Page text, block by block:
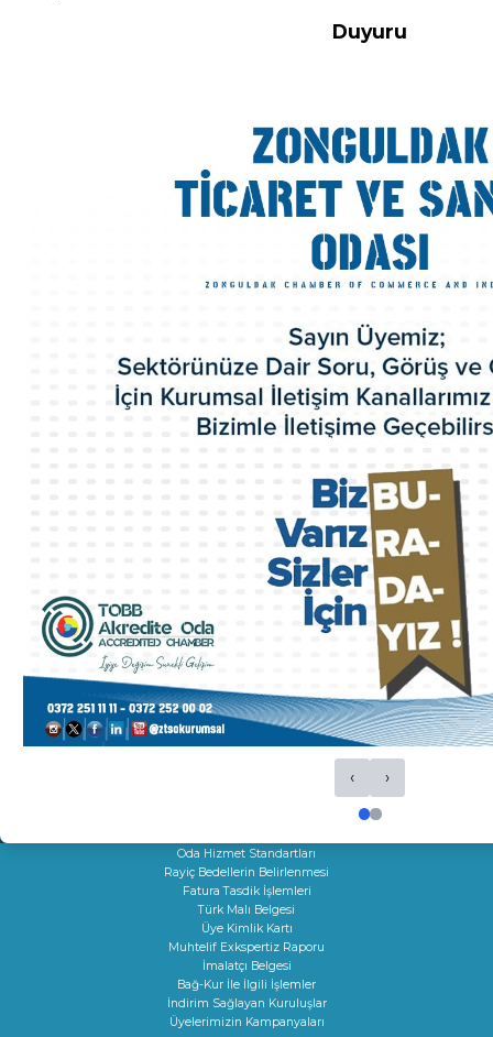
Duyuru
‹ ›
Yönetim Kurulu
Meclis Üyeleri
Komisyon ve Kurallar
Organizasyon Şeması
Odamız Personeli
Mevzuat
İl Kadın Girişimci Kurulu
Üyelik ve İştirakler
Eski Yönetim Kurulu Başkanlarımız
ZTSO Etik Kuralları
Faaliyet Raporları
ZTSO Dış Ticaret Destek Ofisi
ZTSO İş Planı
HİZMETLERİMİZ
Ticaret Sicil İşlemleri
Kapasite Raporları
Sigortacılık Levha Kaydı
Faaliyet Belgesi
Mersis
Yerli Malı Belgesi
Oda Hizmet Standartları
Rayiç Bedellerin Belirlenmesi
Fatura Tasdik İşlemleri
Türk Malı Belgesi
Üye Kimlik Kartı
Muhtelif Exkspertiz Raporu
İmalatçı Belgesi
Bağ-Kur İle İlgili İşlemler
İndirim Sağlayan Kuruluşlar
Üyelerimizin Kampanyaları